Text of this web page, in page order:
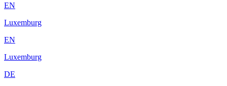
EN
Luxemburg
EN
Luxemburg
DE